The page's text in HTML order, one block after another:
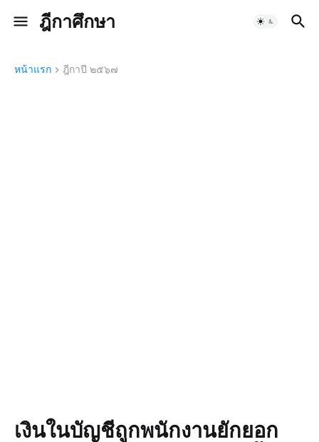
ฎีกาศึกษา
หน้าแรก ฎีกาปี ๒๕๖๗
เงินในบัญชีถูกพนักงานยักยอก